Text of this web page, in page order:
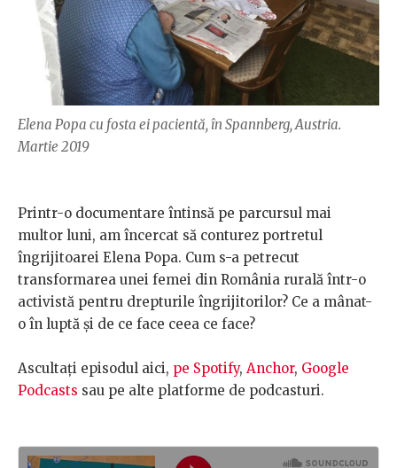
Elena Popa cu fosta ei pacientă, în Spannberg, Austria.
Martie 2019
Printr-o documentare întinsă pe parcursul mai
multor luni, am încercat să conturez portretul
îngrijitoarei Elena Popa. Cum s-a petrecut
transformarea unei femei din România rurală într-o
activistă pentru drepturile îngrijitorilor? Ce a mânat-
o în luptă și de ce face ceea ce face?
Ascultați episodul aici, pe Spotify, Anchor, Google
Podcasts sau pe alte platforme de podcasturi.